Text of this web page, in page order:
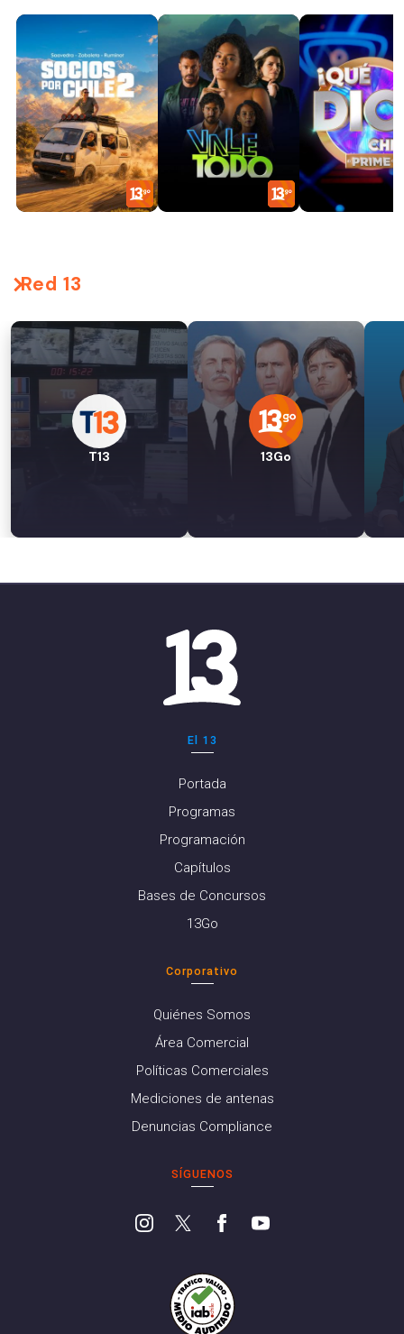
Red 13
T13 13Go
El 13
Portada
Programas
Programación
Capítulos
Bases de Concursos
13Go
Corporativo
Quiénes Somos
Área Comercial
Políticas Comerciales
Mediciones de antenas
Denuncias Compliance
SÍGUENOS